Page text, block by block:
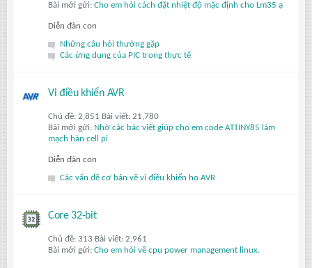
Bài mới gửi: Cho em hỏi cách đặt nhiệt độ mặc định cho Lm35 ạ
Diễn đàn con
Những câu hỏi thường gặp
Các ứng dụng của PIC trong thực tế
Vi điều khiển AVR
Chủ đề: 2,851 Bài viết: 21,780
Bài mới gửi: Nhờ các bác viết giúp cho em code ATTINY85 làm
mạch hàn cell pi
Diễn đàn con
Các vấn đề cơ bản về vi điều khiển họ AVR
Core 32-bit
Chủ đề: 313 Bài viết: 2,961
Bài mới gửi: Cho em hỏi về cpu power management linux.